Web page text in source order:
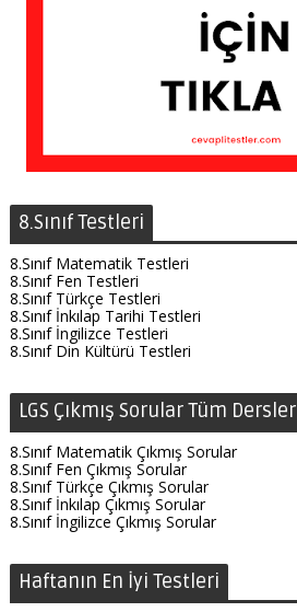
8.Sınıf Testleri
8.Sınıf Matematik Testleri
8.Sınıf Fen Testleri
8.Sınıf Türkçe Testleri
8.Sınıf İnkılap Tarihi Testleri
8.Sınıf İngilizce Testleri
8.Sınıf Din Kültürü Testleri
LGS Çıkmış Sorular Tüm Dersler
8.Sınıf Matematik Çıkmış Sorular
8.Sınıf Fen Çıkmış Sorular
8.Sınıf Türkçe Çıkmış Sorular
8.Sınıf İnkılap Çıkmış Sorular
8.Sınıf İngilizce Çıkmış Sorular
Haftanın En İyi Testleri